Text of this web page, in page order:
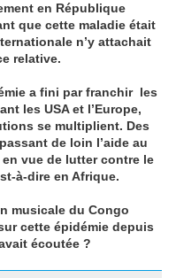
en République
que cette maladie était
n’y attachait
relative.
a fini par franchir les
les USA et l’Europe,
se multiplient. Des
de loin l’aide au
vue de lutter contre le
à-dire en Afrique.
musicale du Congo
cette épidémie depuis
écoutée ?